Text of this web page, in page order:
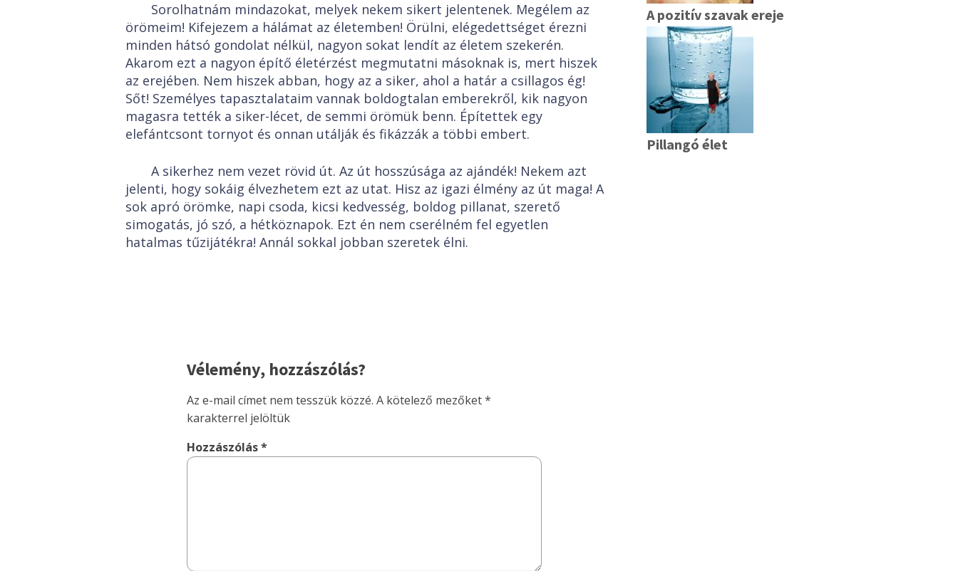
Sorolhatnám mindazokat, melyek nekem sikert jelentenek. Megélem az
örömeim! Kifejezem a hálámat az életemben! Örülni, elégedettséget érezni
minden hátsó gondolat nélkül, nagyon sokat lendít az életem szekerén.
Akarom ezt a nagyon építő életérzést megmutatni másoknak is, mert hiszek
az erejében. Nem hiszek abban, hogy az a siker, ahol a határ a csillagos ég!
Sőt! Személyes tapasztalataim vannak boldogtalan emberekről, kik nagyon
magasra tették a siker-lécet, de semmi örömük benn. Építettek egy
elefántcsont tornyot és onnan utálják és fikázzák a többi embert.
A sikerhez nem vezet rövid út. Az út hosszúsága az ajándék! Nekem azt
jelenti, hogy sokáig élvezhetem ezt az utat. Hisz az igazi élmény az út maga! A
sok apró örömke, napi csoda, kicsi kedvesség, boldog pillanat, szerető
simogatás, jó szó, a hétköznapok. Ezt én nem cserélném fel egyetlen
hatalmas tűzijátékra! Annál sokkal jobban szeretek élni.
Vélemény, hozzászólás?
Az e-mail címet nem tesszük közzé. A kötelező mezőket*
karakterrel jelöltük
Hozzászólás*
A pozitív szavak ereje
Pillangó élet